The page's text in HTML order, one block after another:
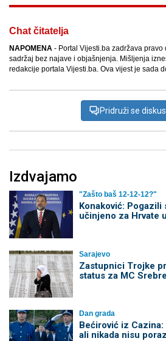
Chat čitatelja
NAPOMENA - Portal Vijesti.ba zadržava
sadržaj bez najave i objašnjenja. Mišljenja
redakcije portala Vijesti.ba. Ova vijest je sada
Pridruži se
Izdvajamo
"Zašto baš 12-12-12?"
Konaković: Pogazili
učinjeno za Hrvate
Sarajevo
Zastupnici Trojke
status za MC
Dan grada
Bećirović iz
ali nikada nisu